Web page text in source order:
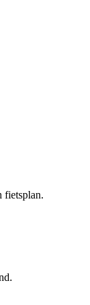
fietsplan.